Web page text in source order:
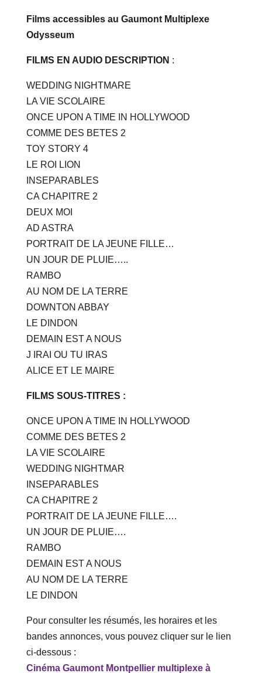
Films accessibles au Gaumont Multiplexe
Odysseum
FILMS EN AUDIO DESCRIPTION :
WEDDING NIGHTMARE
LA VIE SCOLAIRE
ONCE UPON A TIME IN HOLLYWOOD
COMME DES BETES 2
TOY STORY 4
LE ROI LION
INSEPARABLES
CA CHAPITRE 2
DEUX MOI
AD ASTRA
PORTRAIT DE LA JEUNE FILLE…
UN JOUR DE PLUIE…..
RAMBO
AU NOM DE LA TERRE
DOWNTON ABBAY
LE DINDON
DEMAIN EST A NOUS
J IRAI OU TU IRAS
ALICE ET LE MAIRE
FILMS SOUS-TITRES :
ONCE UPON A TIME IN HOLLYWOOD
COMME DES BETES 2
LA VIE SCOLAIRE
WEDDING NIGHTMAR
INSEPARABLES
CA CHAPITRE 2
PORTRAIT DE LA JEUNE FILLE….
UN JOUR DE PLUIE….
RAMBO
DEMAIN EST A NOUS
AU NOM DE LA TERRE
LE DINDON
Pour consulter les résumés, les horaires et les
bandes annonces, vous pouvez cliquer sur le lien
ci-dessous :
Cinéma Gaumont Montpellier multiplexe à